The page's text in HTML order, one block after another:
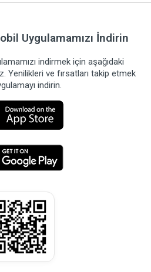
Uygulamamızı İndirin
indirmek için aşağıdaki
Yenilikleri ve fırsatları takip etmek
indirin.